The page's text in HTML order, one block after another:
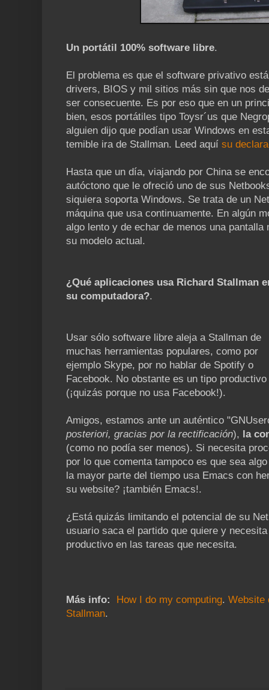
Un portátil 100% software libre.
El problema es que el software privativo
drivers, BIOS y mil sitios más sin que nos
ser consecuente. Es por eso que en un
bien, esos portátiles tipo Toysr´us que
alguien dijo que podían usar Windows en
temible ira de Stallman. Leed aquí su
Hasta que un día, viajando por China se
autóctono que le ofreció uno de sus
siquiera soporta Windows. Se trata de un
máquina que usa continuamente. En algún
algo lento y de echar de menos una
su modelo actual.
¿Qué aplicaciones usa Richard Stallman
su computadora?.
Usar sólo software libre aleja a Stallman de
muchas herramientas populares, como por
ejemplo Skype, por no hablar de Spotify o
Facebook. No obstante es un tipo productivo
(¡quizás porque no usa Facebook!).
Amigos, estamos ante un auténtico
posteriori, gracias por la rectificación), la
(como no podía ser menos). Si necesita
por lo que comenta tampoco es que sea
la mayor parte del tiempo usa Emacs con
su website? ¡también Emacs!.
¿Está quizás limitando el potencial de su
usuario saca el partido que quiere y
productivo en las tareas que necesita.
Más info: How I do my computing. Website
Stallman.